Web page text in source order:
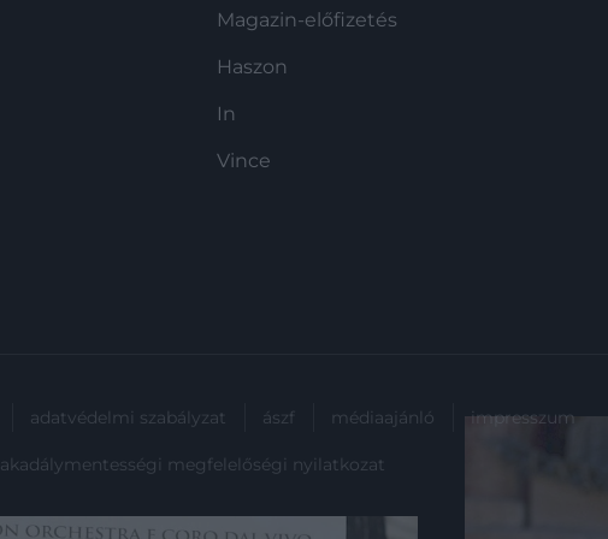
Magazin-előfizetés
Haszon
In
Vince
adatvédelmi szabályzat ászf médiaajánló impresszum
akadálymentességi megfelelőségi nyilatkozat